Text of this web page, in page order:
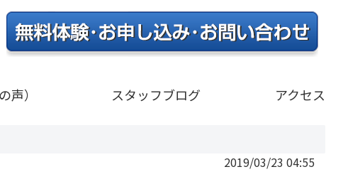
声） スタッフブログ アクセス
2019/03/23 04:55